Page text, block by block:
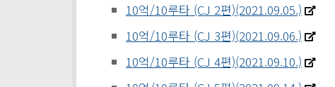
10억/10루타 (CJ 2편)(2021.09.05.)
10억/10루타 (CJ 3편)(2021.09.06.)
10억/10루타 (CJ 4편)(2021.09.10.)